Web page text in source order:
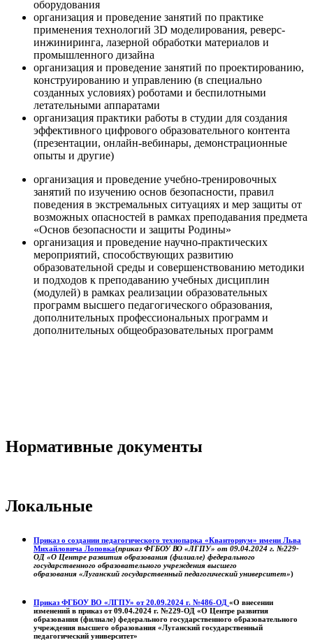
оборудования
организация и проведение занятий по практике
применения технологий 3D моделирования, реверс-
инжиниринга, лазерной обработки материалов и
промышленного дизайна
организация и проведение занятий по проектированию,
конструированию и управлению (в специально
созданных условиях) роботами и беспилотными
летательными аппаратами
организация практики работы в студии для создания
эффективного цифрового образовательного контента
(презентации, онлайн-вебинары, демонстрационные
опыты и другие)
организация и проведение учебно-тренировочных
занятий по изучению основ безопасности, правил
поведения в экстремальных ситуациях и мер защиты от
возможных опасностей в рамках преподавания предмета
«Основ безопасности и защиты Родины»
организация и проведение научно-практических
мероприятий, способствующих развитию
образовательной среды и совершенствованию методики
и подходов к преподаванию учебных дисциплин
(модулей) в рамках реализации образовательных
программ высшего педагогического образования,
дополнительных профессиональных программ и
дополнительных общеобразовательных программ
Нормативные документы
Локальные
Приказ о создании педагогического технопарка «Кванториум» имени Льва
Михайловича Лоповка(приказ ФГБОУ ВО «ЛГПУ» от 09.04.2024 г. №229-
ОД «О Центре развития образования (филиале) федерального
государственного образовательного учреждения высшего
образования «Луганский государственный педагогический университет»)
Приказ ФГБОУ ВО «ЛГПУ» от 20.09.2024 г. №486-ОД «О внесении
изменений в приказ от 09.04.2024 г. №229-ОД «О Центре развития
образования (филиале) федерального государственного образовательного
учреждения высшего образования «Луганский государственный
педагогический университет»